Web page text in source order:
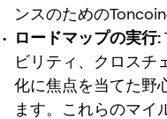
ンスのための
ロードマップの実行:
ビリティ、クロスチ
化に焦点を当てた野
ます。これらのマイ